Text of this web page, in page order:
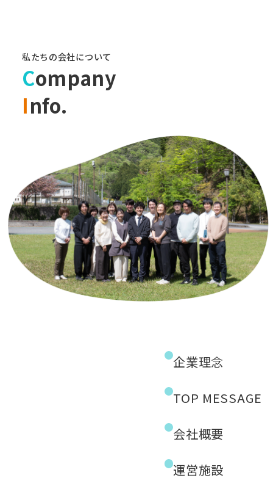
私たちの会社について
Company
Info.
企業理念
TOP MESSAGE
会社概要
運営施設